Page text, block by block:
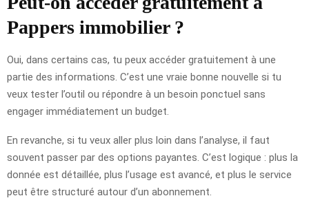
Pappers immobilier ?
Oui, dans certains cas, tu peux accéder gratuitement à une
partie des informations. C’est une vraie bonne nouvelle si tu
veux tester l’outil ou répondre à un besoin ponctuel sans
engager immédiatement un budget.
En revanche, si tu veux aller plus loin dans l’analyse, il faut
souvent passer par des options payantes. C’est logique : plus la
donnée est détaillée, plus l’usage est avancé, et plus le service
peut être structuré autour d’un abonnement.